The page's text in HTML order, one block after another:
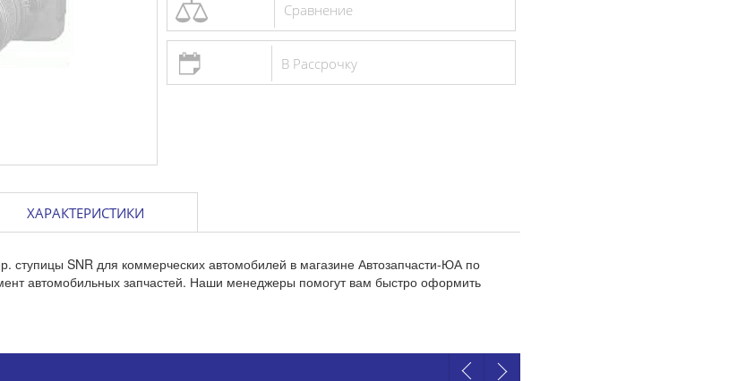
Сравнение
В Рассрочку
ХАРАКТЕРИСТИКИ
ступицы SNR для коммерческих автомобилей в магазине Автозапчасти-ЮА по
автомобильных запчастей. Наши менеджеры помогут вам быстро оформить